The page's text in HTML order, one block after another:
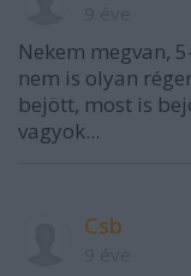
Nekem megvan,
nem is olyan
bejött, most is
vagyok...
Csb